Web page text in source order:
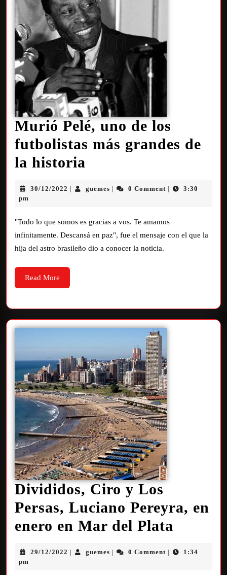
Murió Pelé, uno de los
futbolistas más grandes de
la historia
30/12/2022 guemes 0 Comment
3:30
pm
"Todo lo que somos es gracias a vos. Te amamos
infinitamente. Descansá en paz", fue el mensaje con el que la
hija del astro brasileño dio a conocer la noticia.
Read More
Divididos, Ciro y Los
Persas, Luciano Pereyra, en
enero en Mar del Plata
29/12/2022 guemes 0 Comment
1:34
pm